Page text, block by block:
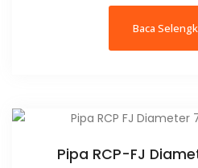
Baca
Pipa RCP-FJ